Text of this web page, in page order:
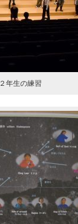
２年生の練習